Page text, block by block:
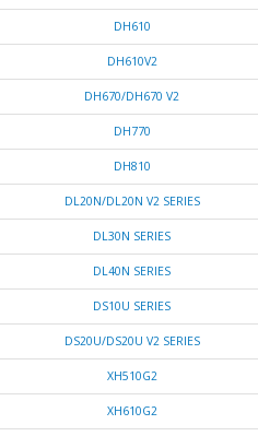
DH610
DH610V2
DH670/DH670 V2
DH770
DH810
DL20N/DL20N V2 SERIES
DL30N SERIES
DL40N SERIES
DS10U SERIES
DS20U/DS20U V2 SERIES
XH510G2
XH610G2